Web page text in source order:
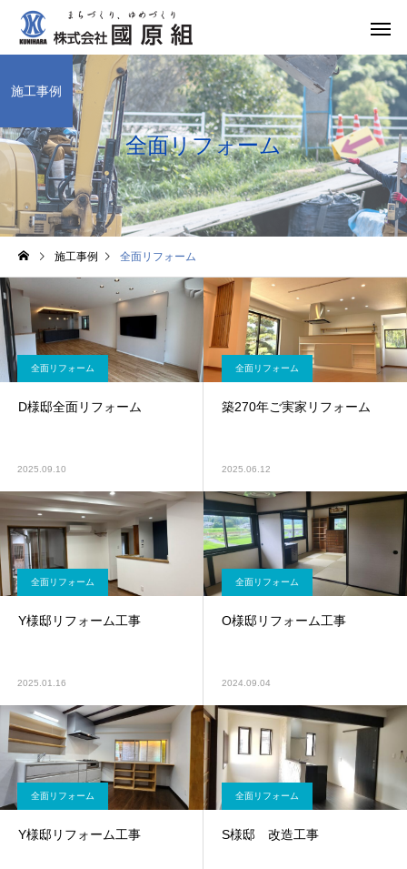
全面リフォーム
施工事例
施工事例 全面リフォーム
全面リフォーム
D様邸全面リフォーム
2025.09.10
全面リフォーム
築270年ご実家リフォーム
2025.06.12
全面リフォーム
Y様邸リフォーム工事
2025.01.16
全面リフォーム
O様邸リフォーム工事
2024.09.04
全面リフォーム
Y様邸リフォーム工事
全面リフォーム
S様邸 改造工事